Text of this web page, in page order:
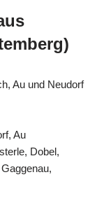
Au und Neudorf
Au
Dobel,